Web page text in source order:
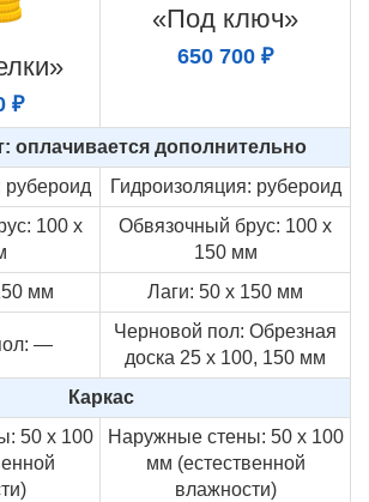
₽
«Под ключ»
650 700 ₽
оплачивается дополнительно
рубероид
Гидроизоляция: рубероид
100 х
Обвязочный брус: 100 х
150 мм
мм
Лаги: 50 х 150 мм
—
Черновой пол: Обрезная
доска 25 х 100, 150 мм
Каркас
50 х 100
Наружные стены: 50 х 100
мм (естественной
влажности)